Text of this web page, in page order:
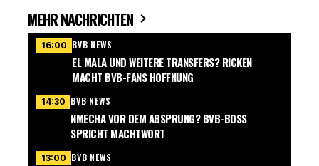
MEHR NACHRICHTEN
16:00 BVB NEWS
EL MALA UND WEITERE TRANSFERS? RICKEN
MACHT BVB-FANS HOFFNUNG
14:30 BVB NEWS
NMECHA VOR DEM ABSPRUNG? BVB-BOSS
SPRICHT MACHTWORT
13:00 BVB NEWS